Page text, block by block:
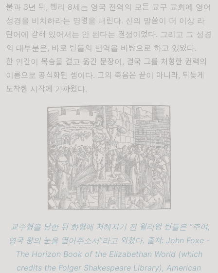
불과 3년 뒤, 헨리 8세는 영국 전역의 모든 교구 교회에 영어
성경을 비치하라는 명령을 내린다. 신의 말씀이 더 이상 라
틴어에 갇혀 있어서는 안 된다는 결정이었다. 그리고 그 성경
의 대부분은, 바로 틴들의 번역을 바탕으로 하고 있었다.
한 인간이 목숨을 걸고 옮긴 문장이, 결국 그를 처형한 권력의
이름으로 공식화된 셈이다. 그의 죽음은 끝이 아니라, 뒤늦게
도착한 시작에 가까웠다.
교수형을 당한 뒤 화형에 처해지기 전 윌리엄 틴들은 “주여,
영국 왕의 눈을 열어주소서”라고 외쳤다. 출처: John Foxe -
The Horizon Book of the Elizabethan World (which
credits the Folger Shakespeare Library), American